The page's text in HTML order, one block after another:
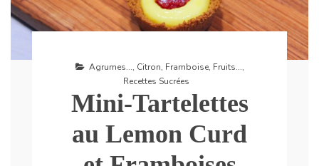
Agrumes..., Citron, Framboise, Fruits...,
Recettes Sucrées
Mini-Tartelettes
au Lemon Curd